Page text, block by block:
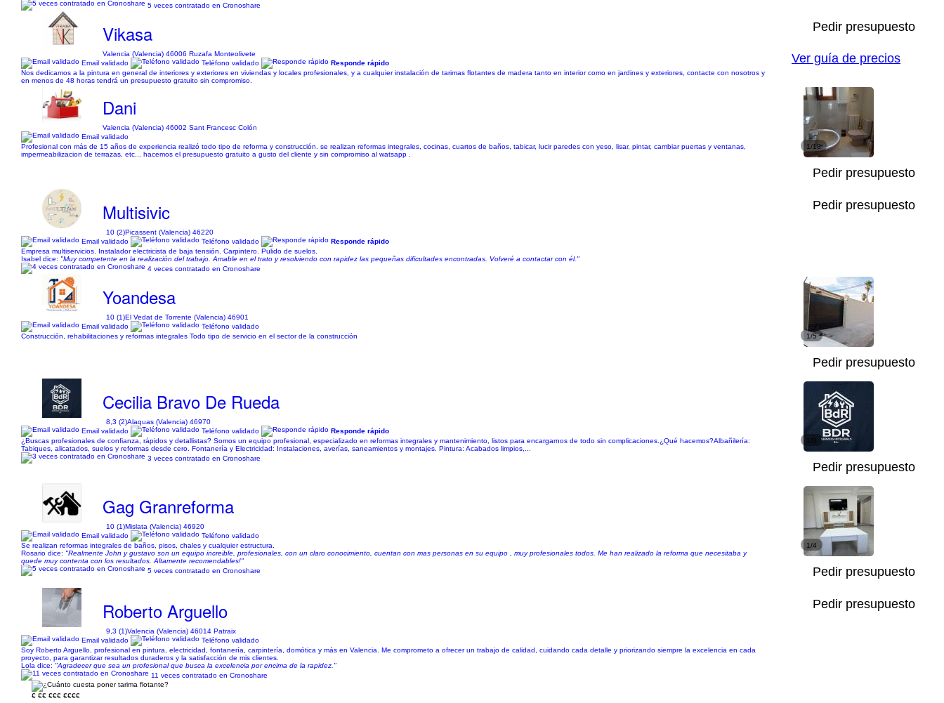
5 veces contratado en Cronoshare
Vikasa
Valencia (Valencia) 46006 Ruzafa Monteolivete
Email validado
Teléfono validado
Responde rápido
Nos dedicamos a la pintura en general de interiores y exteriores en viviendas y locales profesionales, y a cualquier instalación de tarimas flotantes de madera tanto en interior como en jardines y exteriores, contacte con nosotros y
en menos de 48 horas tendrá un presupuesto gratuito sin compromiso.
Pedir presupuesto
Dani
Valencia (Valencia) 46002 Sant Francesc Colón
Email validado
Profesional con más de 15 años de experiencia realizó todo tipo de reforma y construcción. se realizan reformas integrales, cocinas, cuartos de baños, tabicar, lucir paredes con yeso, lisar, pintar, cambiar puertas y ventanas,
impermeabilizacion de terrazas, etc... hacemos el presupuesto gratuito a gusto del cliente y sin compromiso al watsapp .
1/18
Pedir presupuesto
Multisivic
10 (2)Picassent (Valencia) 46220
Email validado
Teléfono validado
Responde rápido
Empresa multiservicios. Instalador electricista de baja tensión. Carpintero. Pulido de suelos.
Isabel dice: "Muy competente en la realización del trabajo. Amable en el trato y resolviendo con rapidez las pequeñas dificultades encontradas. Volveré a contactar con él."
4 veces contratado en Cronoshare
Pedir presupuesto
Yoandesa
10 (1)El Vedat de Torrente (Valencia) 46901
Email validado
Teléfono validado
Construcción, rehabilitaciones y reformas integrales Todo tipo de servicio en el sector de la construcción
1/5
Pedir presupuesto
Cecilia Bravo De Rueda
8,3 (2)Alaquas (Valencia) 46970
Email validado
Teléfono validado
Responde rápido
​¿Buscas profesionales de confianza, rápidos y detallistas? Somos un equipo profesional, especializado en reformas integrales y mantenimiento, listos para encargarnos de todo sin complicaciones. ​¿Qué hacemos? ​Albañilería:
Tabiques, alicatados, suelos y reformas desde cero. ​ Fontanería y Electricidad: Instalaciones, averías, saneamientos y montajes. ​ Pintura: Acabados limpios,...
3 veces contratado en Cronoshare
1/3
Pedir presupuesto
Gag Granreforma
10 (1)Mislata (Valencia) 46920
Email validado
Teléfono validado
Se realizan reformas integrales de baños, pisos, chales y cualquier estructura.
Rosario dice: "Realmente John y gustavo son un equipo increible, profesionales, con un claro conocimiento, cuentan con mas personas en su equipo , muy profesionales todos. Me han realizado la reforma que necesitaba y
quede muy contenta con los resultados. Altamente recomendables!"
5 veces contratado en Cronoshare
1/4
Pedir presupuesto
Roberto Arguello
9,3 (1)Valencia (Valencia) 46014 Patraix
Email validado
Teléfono validado
Soy Roberto Arguello, profesional en pintura, electricidad, fontanería, carpintería, domótica y más en Valencia. Me comprometo a ofrecer un trabajo de calidad, cuidando cada detalle y priorizando siempre la excelencia en cada
proyecto, para garantizar resultados duraderos y la satisfacción de mis clientes.
Lola dice: "Agradecer que sea un profesional que busca la excelencia por encima de la rapidez."
11 veces contratado en Cronoshare
Pedir presupuesto
Ver guía de precios
€ €€ €€€ €€€€